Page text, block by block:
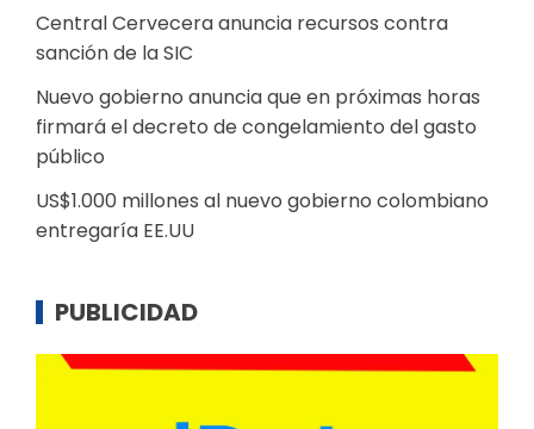
Central Cervecera anuncia recursos contra
sanción de la SIC
Nuevo gobierno anuncia que en próximas horas
firmará el decreto de congelamiento del gasto
público
US$1.000 millones al nuevo gobierno colombiano
entregaría EE.UU
PUBLICIDAD